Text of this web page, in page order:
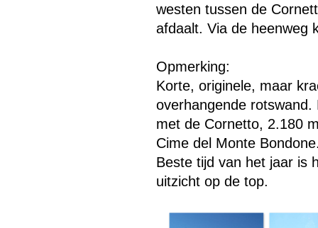
westen tussen de
afdaalt. Via de heenweg
Opmerking:
Korte, originele, maar
overhangende
met de Cornetto, 2.180
Cime del Monte
Beste tijd van het jaar is
uitzicht op de top.